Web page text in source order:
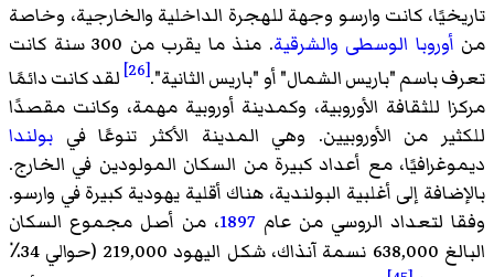
تاريخيًا، كانت وارسو وجهة للهجرة الداخلية والخارجية، وخاصة
من أوروبا الوسطى والشرقية
. منذ ما يقرب من 300 سنة كانت
تعرف باسم "باريس الشمال" أو "باريس الثانية".[26]
لقد كانت دائمًا
مركزا للثقافة الأوروبية، وكمدينة أوروبية مهمة، وكانت مقصدًا
للكثير من الأوروبيين. وهي المدينة الأكثر تنوعًا في بولندا
ديموغرافيًا، مع أعداد كبيرة من السكان المولودين في الخارج.
بالإضافة إلى أغلبية البولندية، هناك أقلية يهودية كبيرة في وارسو.
وفقا لتعداد الروسي من عام 1897، من أصل مجموع السكان
البالغ 638,000 نسمة آنذاك، شكل اليهود 219,000 (حوالي 34٪